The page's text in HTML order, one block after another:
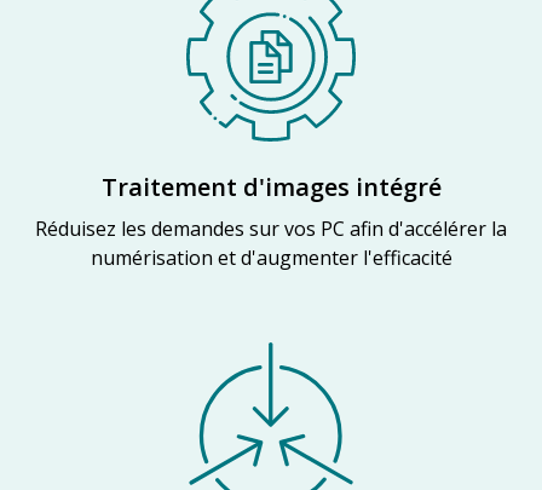
Traitement d'images intégré
Réduisez les demandes sur vos PC afin d'accélérer la
numérisation et d'augmenter l'efficacité